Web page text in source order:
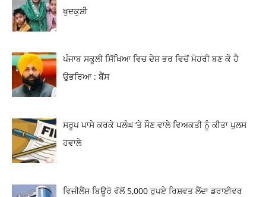
ਖੁਦਕੁਸ਼ੀ
ਪੰਜਾਬ ਸਕੂਲੀ ਸਿੱਖਿਆ ਵਿਚ ਦੇਸ਼ ਭਰ ਵਿਚੋਂ ਮੋਹਰੀ ਬਣ ਕੇ ਹੈ
ਉਭਰਿਆ : ਬੈਂਸ
ਸਰੂਪ ਪਾਸੇ ਕਰਕੇ ਪਲੰਘ ‘ਤੇ ਸੌਣ ਵਾਲੇ ਵਿਅਕਤੀ ਨੂੰ ਕੀਤਾ ਪੁਲਸ
ਹਵਾਲੇ
ਵਿਜੀਲੈਂਸ ਬਿਊਰੋ ਵੱਲੋਂ 5,000 ਰੁਪਏ ਰਿਸ਼ਵਤ ਲੈਂਦਾ ਡਰਾਈਵਰ